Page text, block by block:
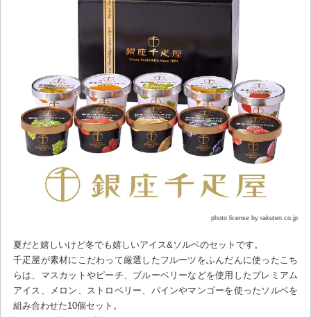
photo license by rakuten.co.jp
夏だと嬉しいけど冬でも嬉しいアイス&ソルベのセットです。
千疋屋が素材にこだわって厳選したフルーツをふんだんに使ったこち
らは、マスカットやピーチ、ブルーベリーなどを使用したプレミアム
アイス、メロン、ストロベリー、パインやマンゴーを使ったソルベを
組み合わせた10個セット。